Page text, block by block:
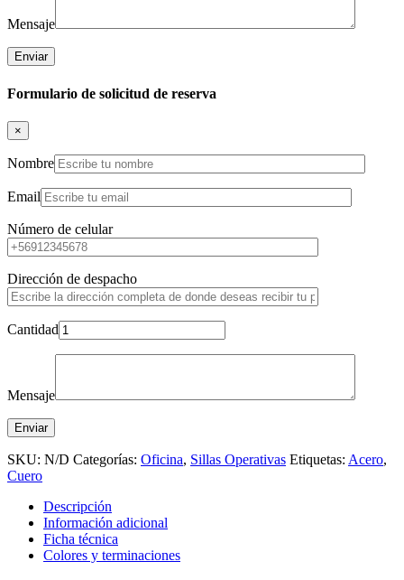
Mensaje
Formulario de solicitud de reserva
×
Nombre
Email
Número de celular
Dirección de despacho
Cantidad
Mensaje
SKU: N/D Categorías: Oficina, Sillas Operativas Etiquetas: Acero,
Cuero
Descripción
Información adicional
Ficha técnica
Colores y terminaciones